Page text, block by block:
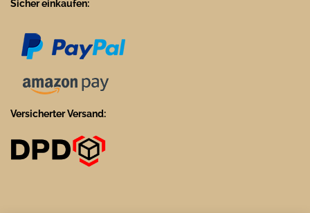
Sicher einkaufen:
Versicherter Versand: